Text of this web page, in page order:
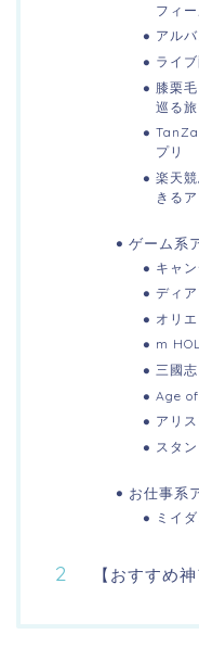
フィ
アル
ライ
膝栗
巡る旅
プリ
楽天
きるア
ゲーム系
キャ
ディ
オリ
m
三國
Age of
アリ
スタ
お仕事系
ミイ
【おすすめ